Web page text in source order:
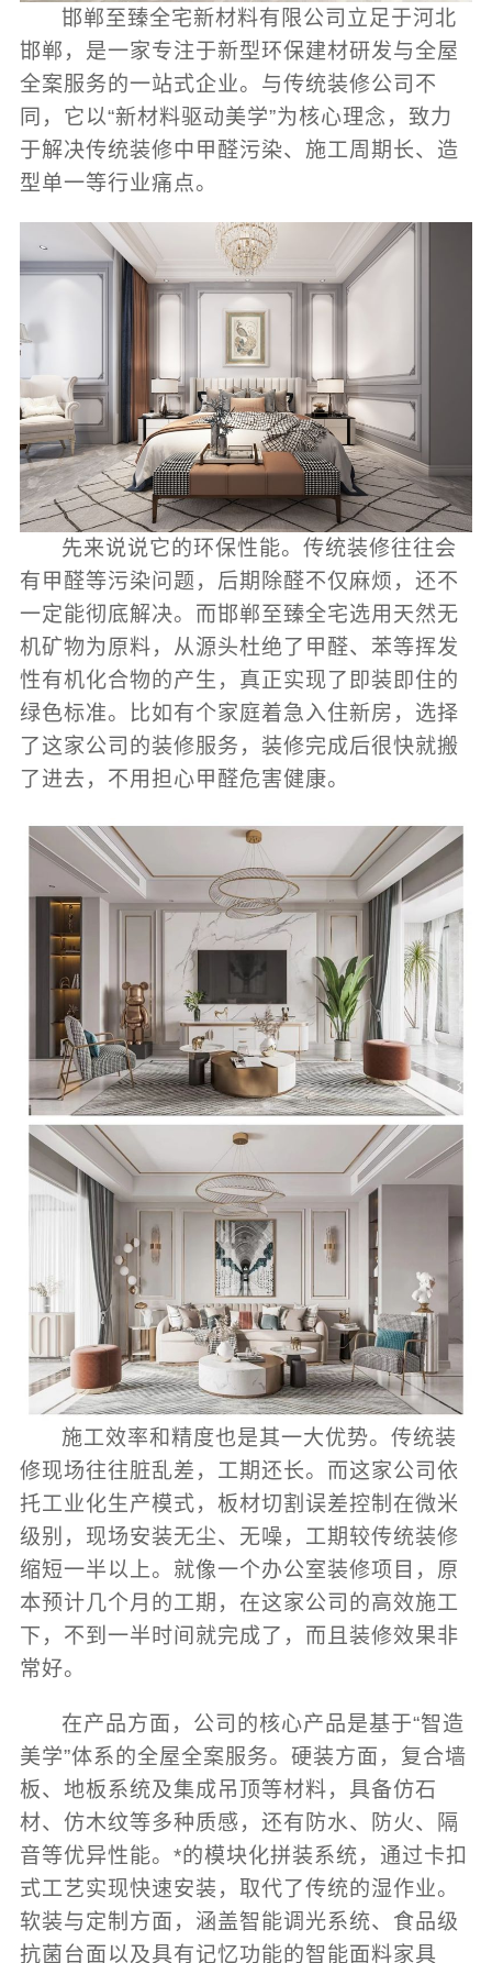
邯郸至臻全宅新材料有限公司立足于河北
邯郸，是一家专注于新型环保建材研发与全屋
全案服务的一站式企业。与传统装修公司不
同，它以“新材料驱动美学”为核心理念，致力
于解决传统装修中甲醛污染、施工周期长、造
型单一等行业痛点。
先来说说它的环保性能。传统装修往往会
有甲醛等污染问题，后期除醛不仅麻烦，还不
一定能彻底解决。而邯郸至臻全宅选用天然无
机矿物为原料，从源头杜绝了甲醛、苯等挥发
性有机化合物的产生，真正实现了即装即住的
绿色标准。比如有个家庭着急入住新房，选择
了这家公司的装修服务，装修完成后很快就搬
了进去，不用担心甲醛危害健康。
施工效率和精度也是其一大优势。传统装
修现场往往脏乱差，工期还长。而这家公司依
托工业化生产模式，板材切割误差控制在微米
级别，现场安装无尘、无噪，工期较传统装修
缩短一半以上。就像一个办公室装修项目，原
本预计几个月的工期，在这家公司的高效施工
下，不到一半时间就完成了，而且装修效果非
常好。
在产品方面，公司的核心产品是基于“智造
美学”体系的全屋全案服务。硬装方面，复合墙
板、地板系统及集成吊顶等材料，具备仿石
材、仿木纹等多种质感，还有防水、防火、隔
音等优异性能。*的模块化拼装系统，通过卡扣
式工艺实现快速安装，取代了传统的湿作业。
软装与定制方面，涵盖智能调光系统、食品级
抗菌台面以及具有记忆功能的智能面料家具